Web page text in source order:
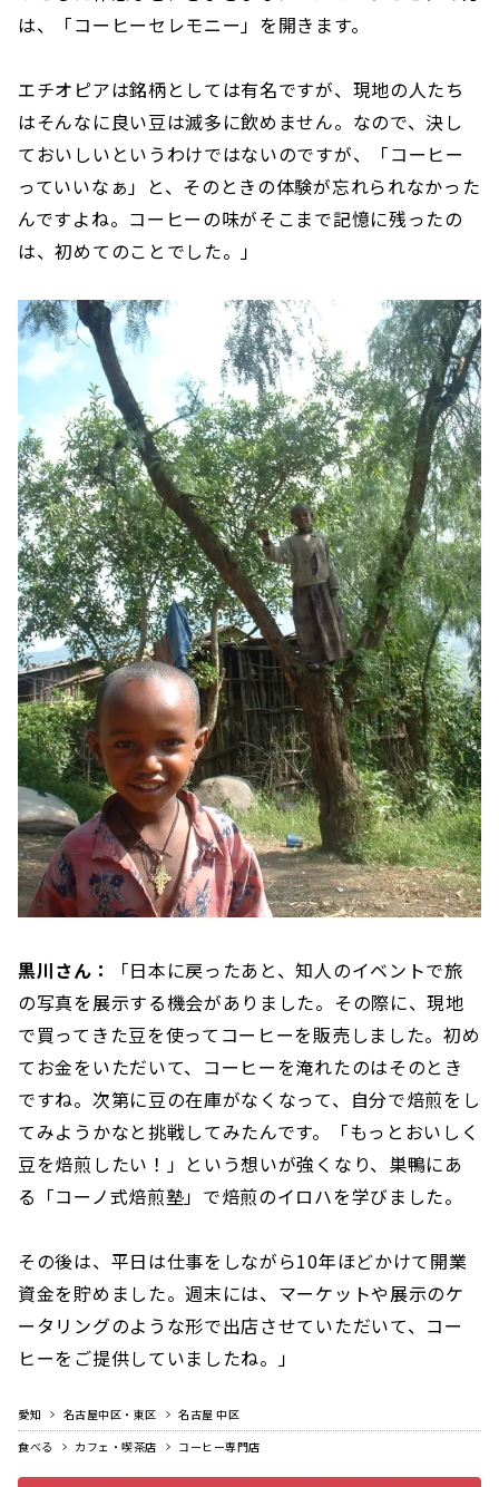
は、「コーヒーセレモニー」を開きます。
エチオピアは銘柄としては有名ですが、現地の人たち
はそんなに良い豆は滅多に飲めません。なので、決し
ておいしいというわけではないのですが、「コーヒー
っていいなぁ」と、そのときの体験が忘れられなかった
んですよね。コーヒーの味がそこまで記憶に残ったの
は、初めてのことでした。」
黒川さん：
「日本に戻ったあと、知人のイベントで旅
の写真を展示する機会がありました。その際に、現地
で買ってきた豆を使ってコーヒーを販売しました。初め
てお金をいただいて、コーヒーを淹れたのはそのとき
ですね。次第に豆の在庫がなくなって、自分で焙煎をし
てみようかなと挑戦してみたんです。「もっとおいしく
豆を焙煎したい！」という想いが強くなり、巣鴨にあ
る「コーノ式焙煎塾」で焙煎のイロハを学びました。
その後は、平日は仕事をしながら10年ほどかけて開業
資金を貯めました。週末には、マーケットや展示のケ
ータリングのような形で出店させていただいて、コー
ヒーをご提供していましたね。」
愛知 名古屋中区・東区
名古屋 中区
食べる
カフェ・喫茶店 コーヒー専門店